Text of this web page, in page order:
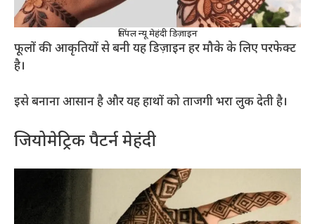
सिंपल न्यू मेहंदी डिज़ाइन
फूलों की आकृतियों से बनी यह डिज़ाइन हर मौके के लिए परफेक्ट
है।
इसे बनाना आसान है और यह हाथों को ताजगी भरा लुक देती है।
जियोमेट्रिक पैटर्न मेहंदी